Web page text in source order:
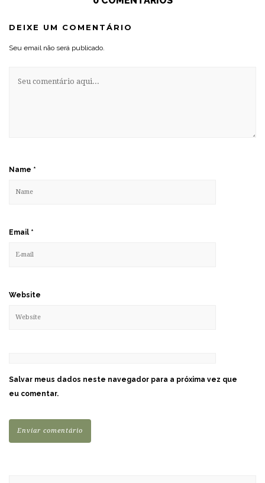
DEIXE UM COMENTÁRIO
Seu email não será publicado.
Name *
Email *
Website
Salvar meus dados neste navegador para a próxima vez que
eu comentar.